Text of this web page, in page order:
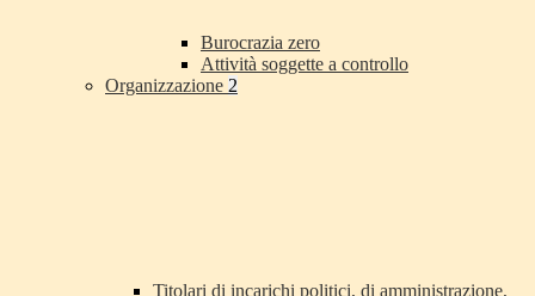
Burocrazia zero
Attività soggette a controllo
Organizzazione 2
Titolari di incarichi politici, di amministrazione,